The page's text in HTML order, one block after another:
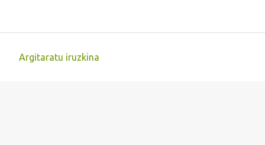
Argitaratu iruzkina